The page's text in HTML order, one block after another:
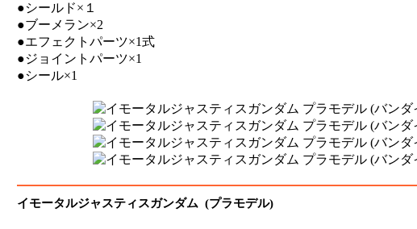
●シールド×１
●ブーメラン×2
●エフェクトパーツ×1式
●ジョイントパーツ×1
●シール×1
イモータルジャスティスガンダム (プラモデル)